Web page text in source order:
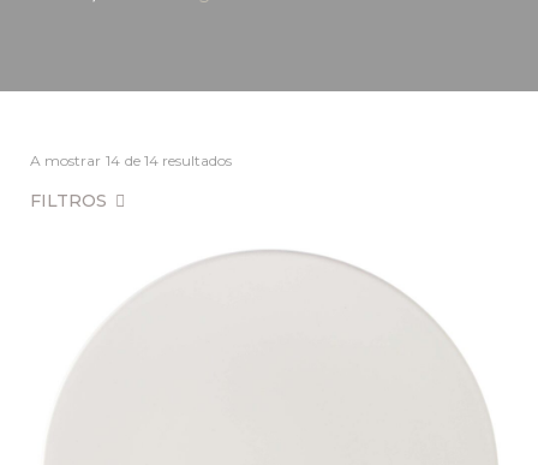
A mostrar 14 de 14 resultados
FILTROS